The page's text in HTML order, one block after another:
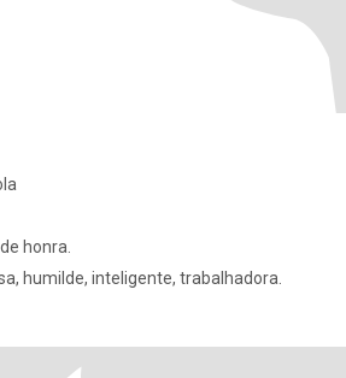
honra.
humilde, inteligente, trabalhadora.